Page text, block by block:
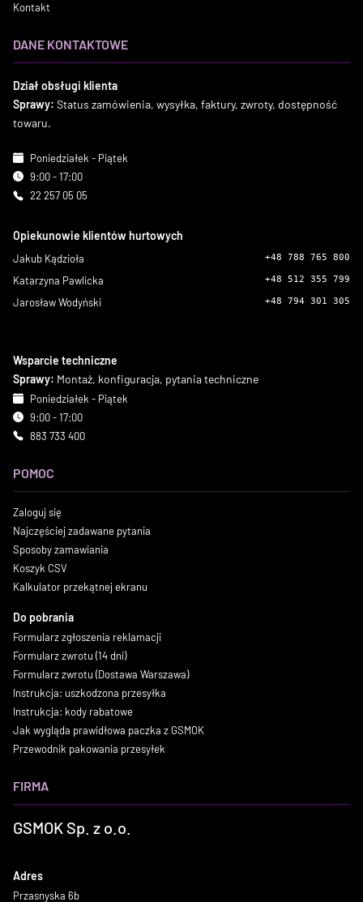
Kontakt
DANE KONTAKTOWE
Dział obsługi klienta
Sprawy: Status zamówienia, wysyłka, faktury, zwroty, dostępność
towaru.
Poniedziałek - Piątek
9:00 - 17:00
22 257 05 05
Opiekunowie klientów hurtowych
Jakub Kądzioła +48 788 765 800
Katarzyna Pawlicka +48 512 355 799
Jarosław Wodyński +48 794 301 305
Wsparcie techniczne
Sprawy: Montaż, konfiguracja, pytania techniczne
Poniedziałek - Piątek
9:00 - 17:00
883 733 400
POMOC
Zaloguj się
Najczęściej zadawane pytania
Sposoby zamawiania
Koszyk CSV
Kalkulator przekątnej ekranu
Do pobrania
Formularz zgłoszenia reklamacji
Formularz zwrotu (14 dni)
Formularz zwrotu (Dostawa Warszawa)
Instrukcja: uszkodzona przesyłka
Instrukcja: kody rabatowe
Jak wygląda prawidłowa paczka z GSMOK
Przewodnik pakowania przesyłek
FIRMA
GSMOK Sp. z o.o.
Adres
Przasnyska 6b